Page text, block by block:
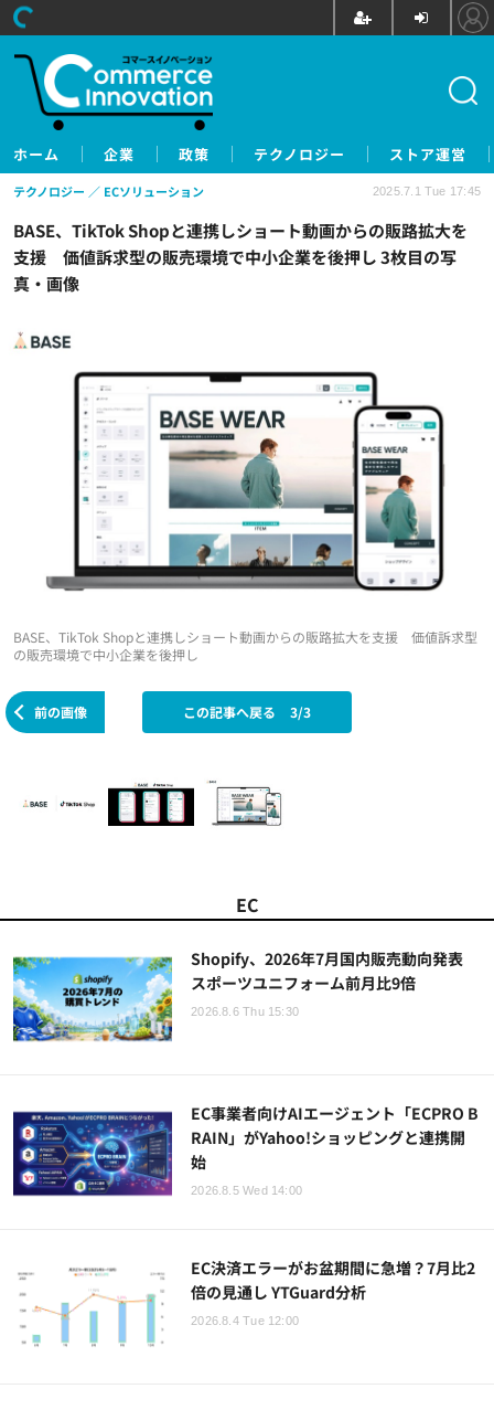
ホーム 企業 政策 テクノロジー ストア運営
BASE、TikTok Shopと連携しショート動画からの販路拡大を
支援 価値訴求型の販売環境で中小企業を後押し 3枚目の写
真・画像
テクノロジー ECソリューション 2025.7.1 Tue 17:45
BASE、TikTok Shopと連携しショート動画からの販路拡大を支援 価値訴求型
の販売環境で中小企業を後押し
前の画像 この記事へ戻る 3/3
EC
Shopify、2026年7月国内販売動向発表
スポーツユニフォーム前月比9倍
2026.8.6 Thu 15:30
EC事業者向けAIエージェント「ECPRO B
RAIN」がYahoo!ショッピングと連携開
始
2026.8.5 Wed 14:00
EC決済エラーがお盆期間に急増？7月比2
倍の見通し YTGuard分析
2026.8.4 Tue 12:00